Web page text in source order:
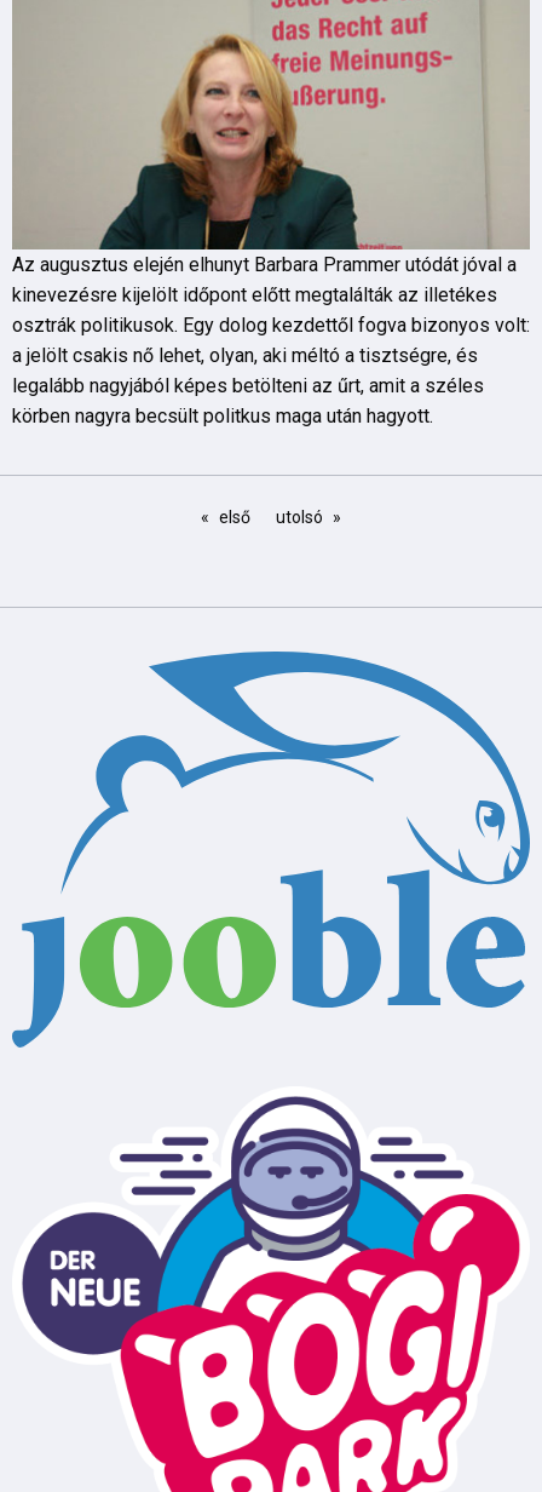
Az augusztus elején elhunyt Barbara Prammer utódát jóval a
kinevezésre kijelölt időpont előtt megtalálták az illetékes
osztrák politikusok. Egy dolog kezdettől fogva bizonyos volt:
a jelölt csakis nő lehet, olyan, aki méltó a tisztségre, és
legalább nagyjából képes betölteni az űrt, amit a széles
körben nagyra becsült politkus maga után hagyott.
első utolsó